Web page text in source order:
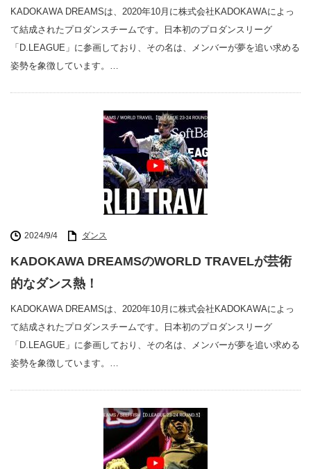
KADOKAWA DREAMSは、2020年10月に株式会社KADOKAWAによっ
て結成されたプロダンスチームです。日本初のプロダンスリーグ
「D.LEAGUE」に参画しており、その名は、メンバーが夢を追い求める
姿勢を象徴しています。…
2024/9/4 ダンス
KADOKAWA DREAMSのWORLD TRAVELが芸術
的なダンス熱！
KADOKAWA DREAMSは、2020年10月に株式会社KADOKAWAによっ
て結成されたプロダンスチームです。日本初のプロダンスリーグ
「D.LEAGUE」に参画しており、その名は、メンバーが夢を追い求める
姿勢を象徴しています。…